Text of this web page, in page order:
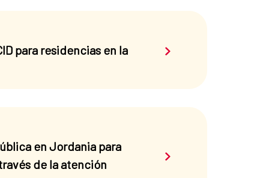
para residencias en la
Saber más sobre el
en Jordania para
de la atención
Saber más sobre el